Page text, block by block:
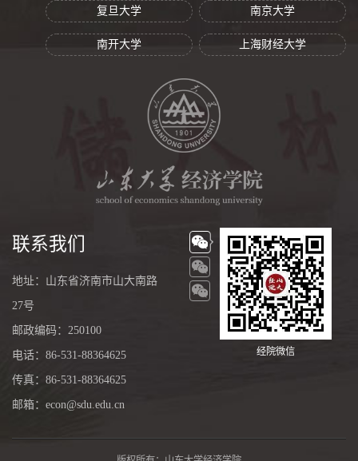
复旦大学 南京大学
南开大学 上海财经大学
联系我们
地址：山东省济南市山大南路
27号
邮政编码：250100
电话：86-531-88364625
传真：86-531-88364625
邮箱：econ@sdu.edu.cn
经院微信